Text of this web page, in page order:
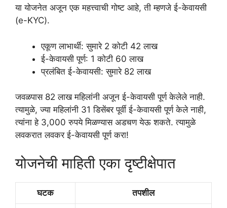
या योजनेत अजून एक महत्त्वाची गोष्ट आहे, ती म्हणजे ई-केवायसी
(e-KYC).
एकूण लाभार्थी: सुमारे 2 कोटी 42 लाख
ई-केवायसी पूर्ण: 1 कोटी 60 लाख
प्रलंबित ई-केवायसी: सुमारे 82 लाख
जवळपास 82 लाख महिलांनी अजून ई-केवायसी पूर्ण केलेले नाही.
त्यामुळे, ज्या महिलांनी 31 डिसेंबर पूर्वी ई-केवायसी पूर्ण केले नाही,
त्यांना हे 3,000 रुपये मिळण्यास अडचण येऊ शकते. त्यामुळे
लवकरात लवकर ई-केवायसी पूर्ण करा!
योजनेची माहिती एका दृष्टीक्षेपात
घटक तपशील